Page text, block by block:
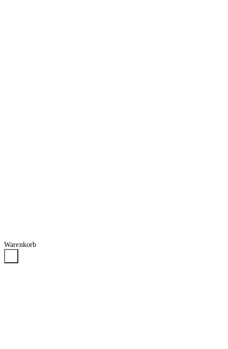
Warenkorb